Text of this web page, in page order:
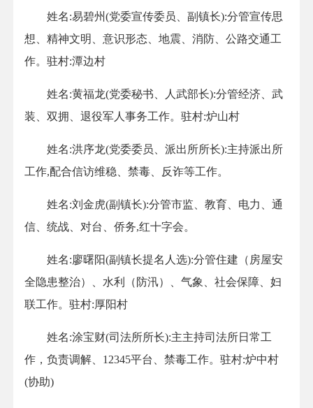
姓名:易碧州(党委宣传委员、副镇长):分管宣传思
想、精神文明、意识形态、地震、消防、公路交通工
作。驻村:潭边村
姓名:黄福龙(党委秘书、人武部长):分管经济、武
装、双拥、退役军人事务工作。驻村:炉山村
姓名:洪序龙(党委委员、派出所所长):主持派出所
工作,配合信访维稳、禁毒、反诈等工作。
姓名:刘金虎(副镇长):分管市监、教育、电力、通
信、统战、对台、侨务,红十字会。
姓名:廖曙阳(副镇长提名人选):分管住建（房屋安
全隐患整治）、水利（防汛）、气象、社会保障、妇
联工作。驻村:厚阳村
姓名:涂宝财(司法所所长):主主持司法所日常工
作，负责调解、12345平台、禁毒工作。驻村:炉中村
(协助)